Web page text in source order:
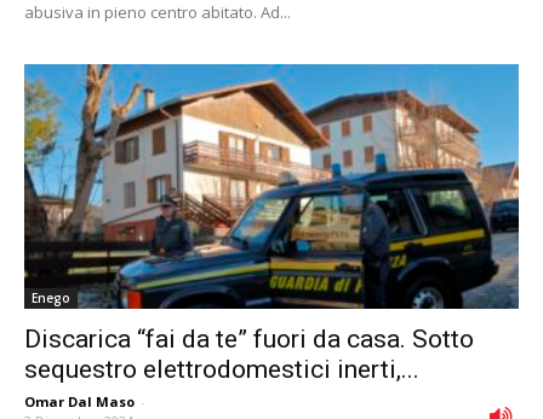
abusiva in pieno centro abitato. Ad...
Enego
Discarica “fai da te” fuori da casa. Sotto
sequestro elettrodomestici inerti,...
Omar Dal Maso -